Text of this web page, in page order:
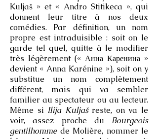
Kuljaš » et « Andro Stitikeca », qui
donnent leur titre à nos deux
comédies. Par définition, un nom
propre est intraduisible : soit on le
garde tel quel, quitte à le modifier
très légèrement (« Анна Каренина »
devient « Anna Karénine »), soit on y
substitue un nom complètement
différent, mais qui va sembler
familier au spectateur ou au lecteur.
Même si Ilija Kuljašreste, on va le
voir, assez proche du Bourgeois
gentilhommede Molière, nommer le